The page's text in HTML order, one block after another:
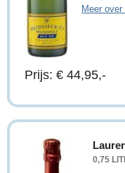
Meer
Prijs: € 44,95,-
0,75